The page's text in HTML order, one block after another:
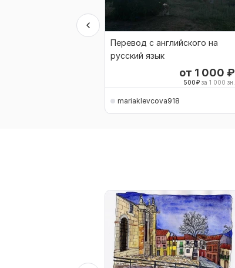
Перевод с английского на
русский язык
от 1 000 ₽
500₽ за 1 000 зн.
mariaklevcova918